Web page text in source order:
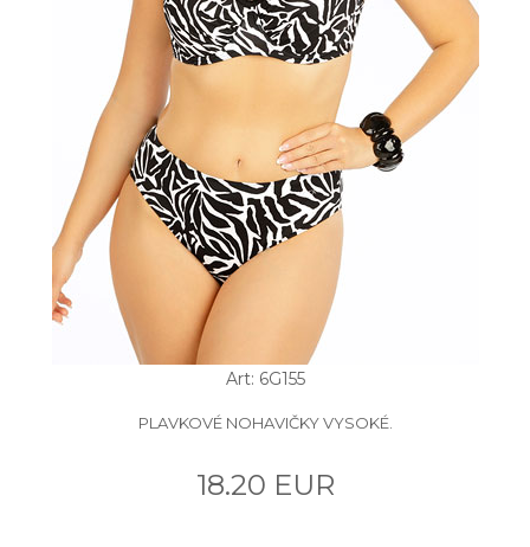
Art: 6G155
PLAVKOVÉ NOHAVIČKY VYSOKÉ.
18.20 EUR